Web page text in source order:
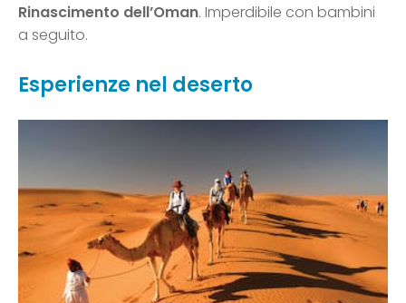
Rinascimento dell’Oman. Imperdibile con bambini
a seguito.
Esperienze nel deserto